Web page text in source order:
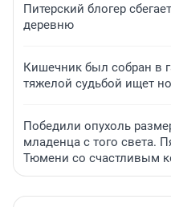
Питерский блогер
деревню
Кишечник был собран в
тяжелой судьбой ищет
Победили опухоль
младенца с того света.
Тюмени со счастливым